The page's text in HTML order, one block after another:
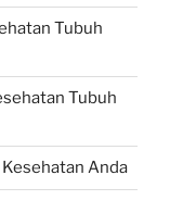
Tubuh
Tubuh
Anda